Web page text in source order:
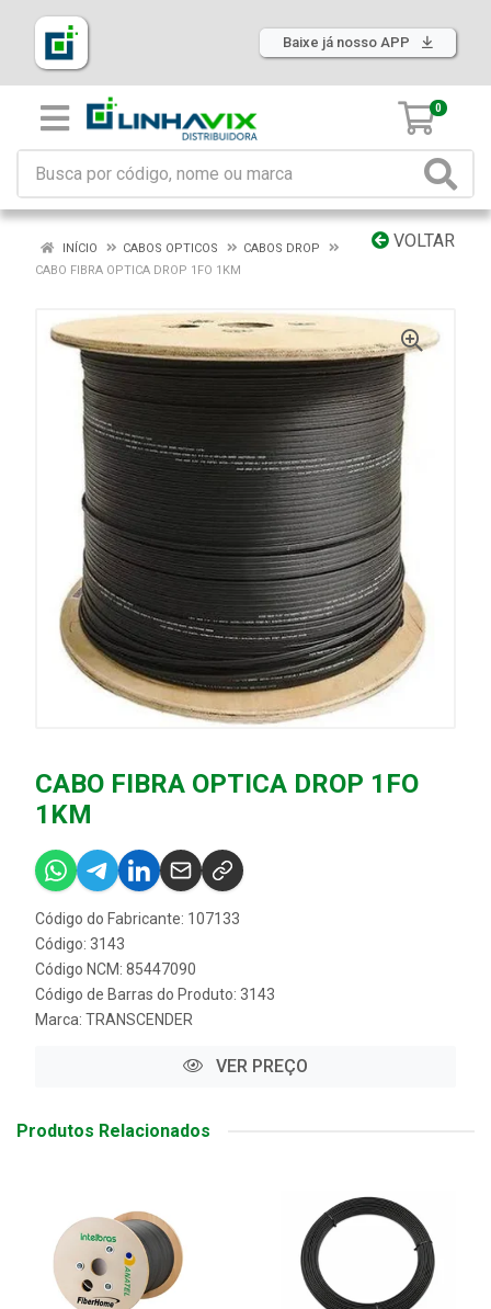
Baixe já nosso APP
0
VOLTAR
INÍCIO CABOS OPTICOS
CABOS DROP
CABO FIBRA OPTICA DROP 1FO 1KM
CABO FIBRA OPTICA DROP 1FO
1KM
Código do Fabricante: 107133
Código: 3143
Código NCM: 85447090
Código de Barras do Produto: 3143
Marca: TRANSCENDER
VER PREÇO
Produtos Relacionados